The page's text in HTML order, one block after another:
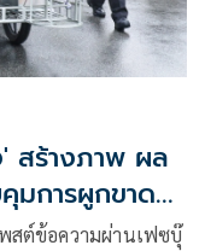
สร้างภาพ ผล